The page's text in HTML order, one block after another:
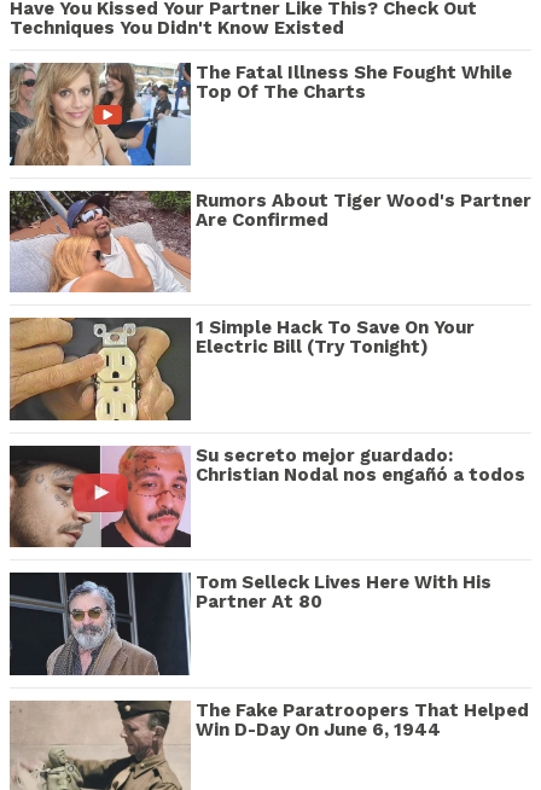
Have You Kissed Your Partner Like This? Check Out
Techniques You Didn't Know Existed
The Fatal Illness She Fought While
Top Of The Charts
Rumors About Tiger Wood's Partner
Are Confirmed
1 Simple Hack To Save On Your
Electric Bill (Try Tonight)
Su secreto mejor guardado:
Christian Nodal nos engañó a todos
Tom Selleck Lives Here With His
Partner At 80
The Fake Paratroopers That Helped
Win D-Day On June 6, 1944